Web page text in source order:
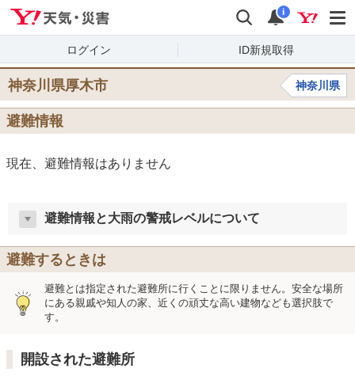
検索 通知
i
ログイン ID新規取得
神奈川県厚木市 神奈川県
避難情報
現在、避難情報はありません
避難情報と大雨の警戒レベルについて
避難するときは
避難とは指定された避難所に行くことに限りません。安全な場所
にある親戚や知人の家、近くの頑丈な高い建物なども選択肢で
す。
開設された避難所